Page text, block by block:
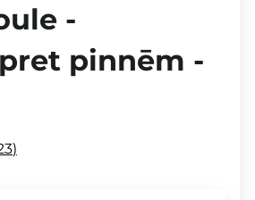
-
pinnēm -